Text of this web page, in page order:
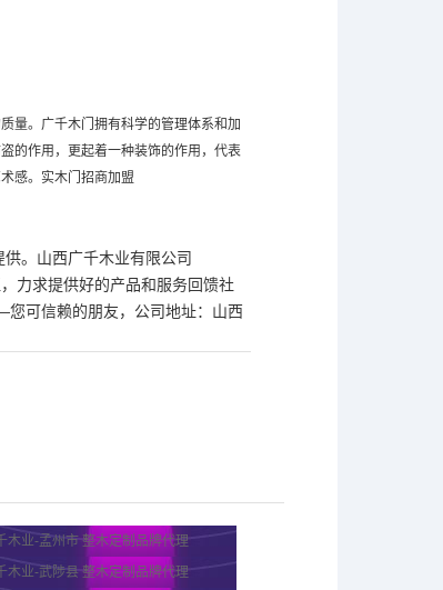
量。广千木门拥有科学的管理体系和加
的作用，更起着一种装饰的作用，代表
感。实木门招商加盟
。山西广千木业有限公司
力求提供好的产品和服务回馈社
可信赖的朋友，公司地址：山西
木业-孟州市 整木定制品牌代理
木业-武陟县 整木定制品牌代理